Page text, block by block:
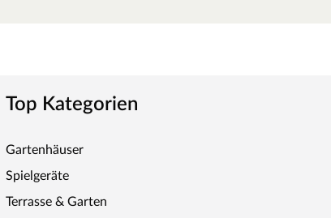
Top Kategorien
Gartenhäuser
Spielgeräte
Terrasse & Garten